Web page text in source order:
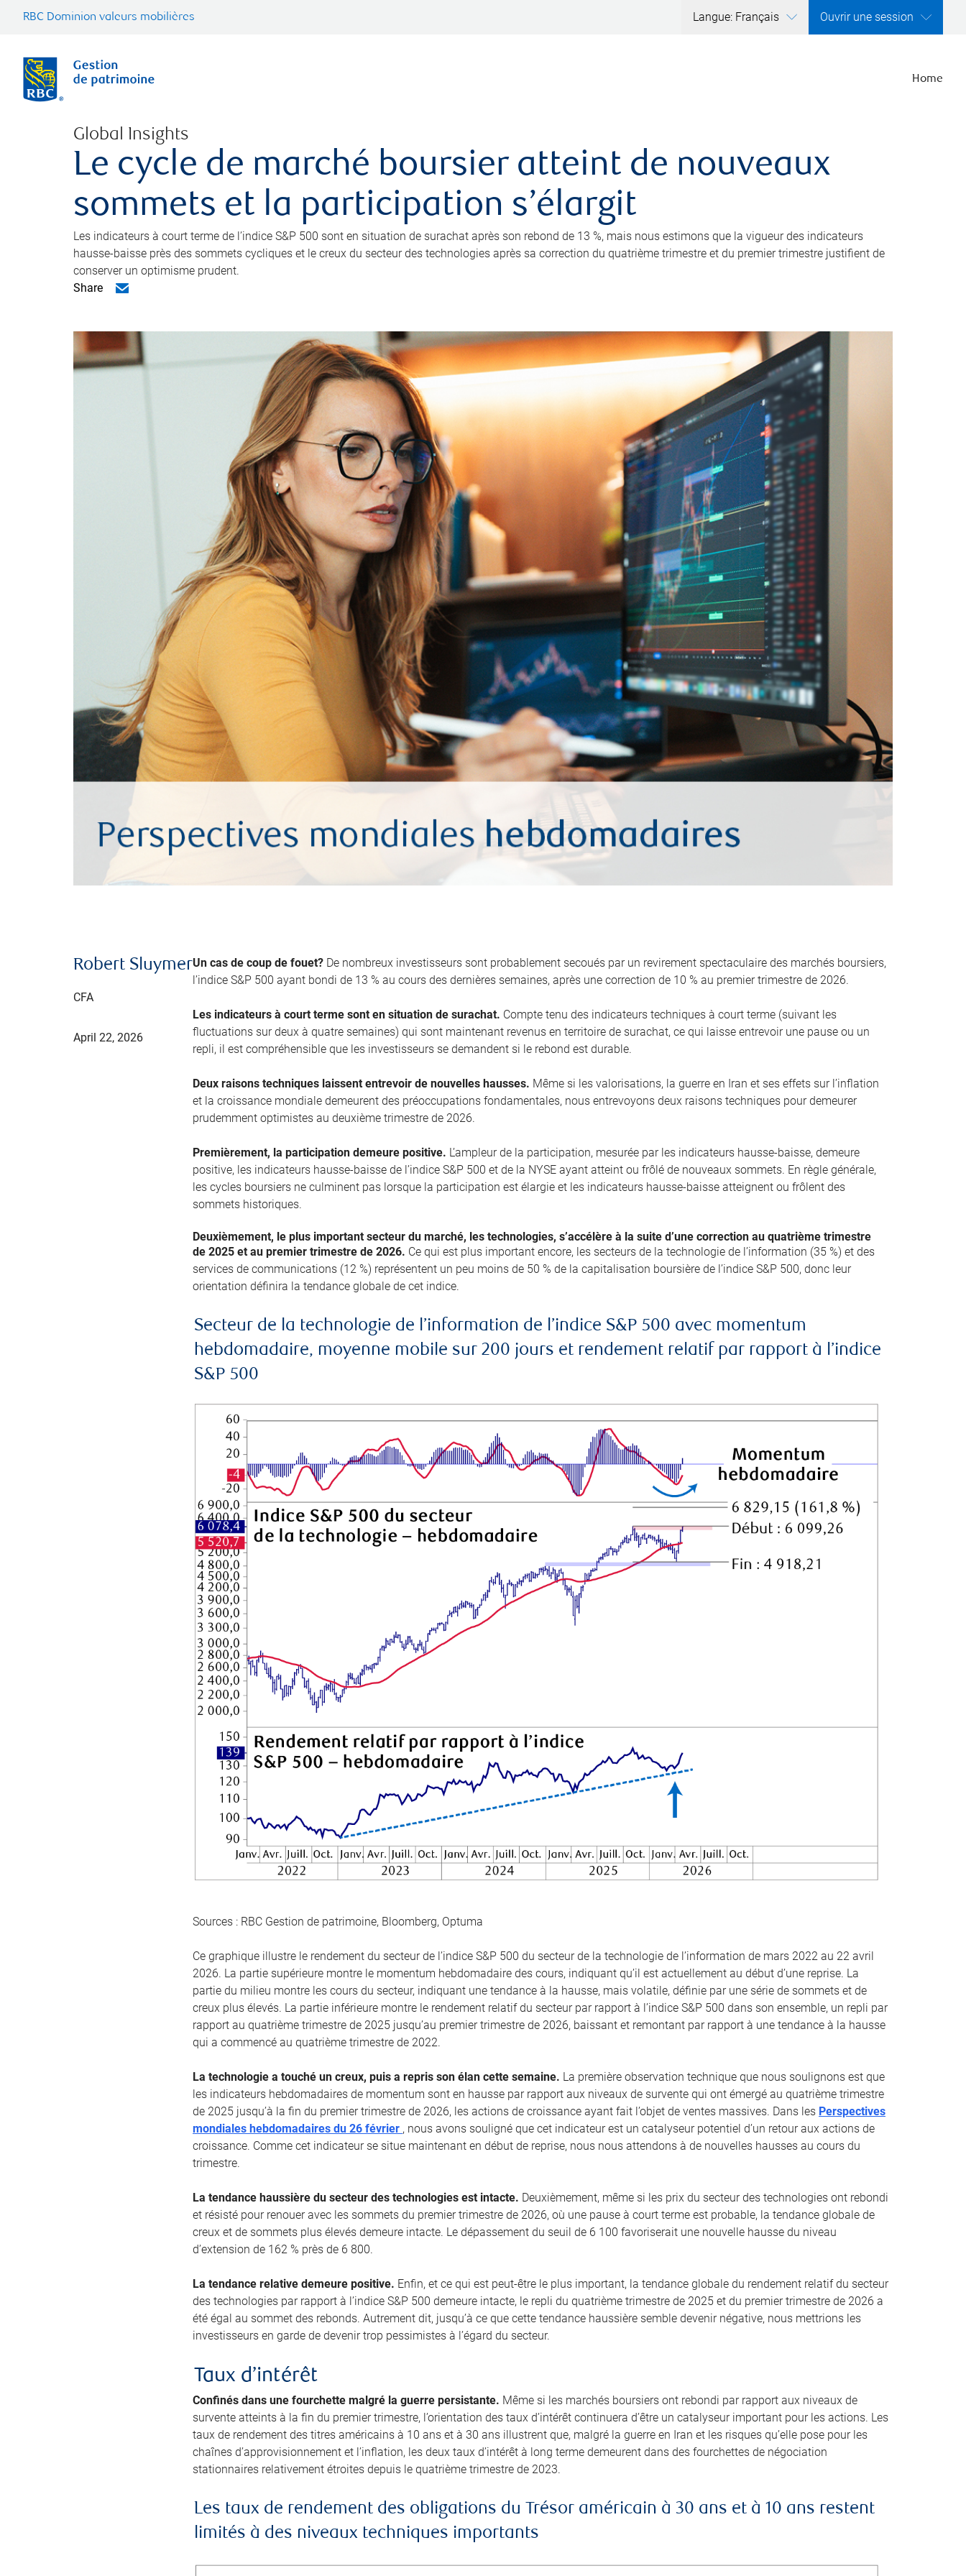
RBC Dominion valeurs mobilières Langue: Français Ouvrir une session
Home
Global Insights
Le cycle de marché boursier atteint de nouveaux
sommets et la participation s’élargit
Les indicateurs à court terme de l’indice S&P 500 sont en situation de surachat après son rebond de 13 %, mais nous estimons que la vigueur des indicateurs
hausse-baisse près des sommets cycliques et le creux du secteur des technologies après sa correction du quatrième trimestre et du premier trimestre justifient de
conserver un optimisme prudent.
Share
Robert Sluymer
CFA
April 22, 2026
Un cas de coup de fouet? De nombreux investisseurs sont probablement secoués par un revirement spectaculaire des marchés boursiers,
l’indice S&P 500 ayant bondi de 13 % au cours des dernières semaines, après une correction de 10 % au premier trimestre de 2026.
Les indicateurs à court terme sont en situation de surachat. Compte tenu des indicateurs techniques à court terme (suivant les
fluctuations sur deux à quatre semaines) qui sont maintenant revenus en territoire de surachat, ce qui laisse entrevoir une pause ou un
repli, il est compréhensible que les investisseurs se demandent si le rebond est durable.
Deux raisons techniques laissent entrevoir de nouvelles hausses. Même si les valorisations, la guerre en Iran et ses effets sur l’inflation
et la croissance mondiale demeurent des préoccupations fondamentales, nous entrevoyons deux raisons techniques pour demeurer
prudemment optimistes au deuxième trimestre de 2026.
Premièrement, la participation demeure positive. L’ampleur de la participation, mesurée par les indicateurs hausse-baisse, demeure
positive, les indicateurs hausse-baisse de l’indice S&P 500 et de la NYSE ayant atteint ou frôlé de nouveaux sommets. En règle générale,
les cycles boursiers ne culminent pas lorsque la participation est élargie et les indicateurs hausse-baisse atteignent ou frôlent des
sommets historiques.
Deuxièmement, le plus important secteur du marché, les technologies, s’accélère à la suite d’une correction au quatrième trimestre
de 2025 et au premier trimestre de 2026. Ce qui est plus important encore, les secteurs de la technologie de l’information (35 %) et des
services de communications (12 %) représentent un peu moins de 50 % de la capitalisation boursière de l’indice S&P 500, donc leur
orientation définira la tendance globale de cet indice.
Secteur de la technologie de l’information de l’indice S&P 500 avec momentum
hebdomadaire, moyenne mobile sur 200 jours et rendement relatif par rapport à l’indice
S&P 500
Sources : RBC Gestion de patrimoine, Bloomberg, Optuma
Ce graphique illustre le rendement du secteur de l’indice S&P 500 du secteur de la technologie de l’information de mars 2022 au 22 avril
2026. La partie supérieure montre le momentum hebdomadaire des cours, indiquant qu’il est actuellement au début d’une reprise. La
partie du milieu montre les cours du secteur, indiquant une tendance à la hausse, mais volatile, définie par une série de sommets et de
creux plus élevés. La partie inférieure montre le rendement relatif du secteur par rapport à l’indice S&P 500 dans son ensemble, un repli par
rapport au quatrième trimestre de 2025 jusqu’au premier trimestre de 2026, baissant et remontant par rapport à une tendance à la hausse
qui a commencé au quatrième trimestre de 2022.
La technologie a touché un creux, puis a repris son élan cette semaine. La première observation technique que nous soulignons est que
les indicateurs hebdomadaires de momentum sont en hausse par rapport aux niveaux de survente qui ont émergé au quatrième trimestre
de 2025 jusqu’à la fin du premier trimestre de 2026, les actions de croissance ayant fait l’objet de ventes massives. Dans les Perspectives
mondiales hebdomadaires du 26 février , nous avons souligné que cet indicateur est un catalyseur potentiel d’un retour aux actions de
croissance. Comme cet indicateur se situe maintenant en début de reprise, nous nous attendons à de nouvelles hausses au cours du
trimestre.
La tendance haussière du secteur des technologies est intacte. Deuxièmement, même si les prix du secteur des technologies ont rebondi
et résisté pour renouer avec les sommets du premier trimestre de 2026, où une pause à court terme est probable, la tendance globale de
creux et de sommets plus élevés demeure intacte. Le dépassement du seuil de 6 100 favoriserait une nouvelle hausse du niveau
d’extension de 162 % près de 6 800.
La tendance relative demeure positive. Enfin, et ce qui est peut-être le plus important, la tendance globale du rendement relatif du secteur
des technologies par rapport à l’indice S&P 500 demeure intacte, le repli du quatrième trimestre de 2025 et du premier trimestre de 2026 a
été égal au sommet des rebonds. Autrement dit, jusqu’à ce que cette tendance haussière semble devenir négative, nous mettrions les
investisseurs en garde de devenir trop pessimistes à l’égard du secteur.
Taux d’intérêt
Confinés dans une fourchette malgré la guerre persistante. Même si les marchés boursiers ont rebondi par rapport aux niveaux de
survente atteints à la fin du premier trimestre, l’orientation des taux d’intérêt continuera d’être un catalyseur important pour les actions. Les
taux de rendement des titres américains à 10 ans et à 30 ans illustrent que, malgré la guerre en Iran et les risques qu’elle pose pour les
chaînes d’approvisionnement et l’inflation, les deux taux d’intérêt à long terme demeurent dans des fourchettes de négociation
stationnaires relativement étroites depuis le quatrième trimestre de 2023.
Les taux de rendement des obligations du Trésor américain à 30 ans et à 10 ans restent
limités à des niveaux techniques importants